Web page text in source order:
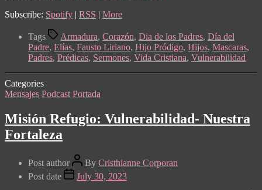
Subscribe: Spotify | RSS | More
Tags Armadura, Corazón, Dia de los Padres, Día del
Padre, Elías, Fausto Liriano, Hijo Pródigo, Hijos, Mascaras,
Padres, Prédicas, Sermones, Vida Cristiana, Vulnerabilidad
Categories
Mensajes Podcast Portada
Misión Refugio: Vulnerabilidad- Nuestra
Fortaleza
Post author By Cristhianne Corporan
Post date
July 30, 2023